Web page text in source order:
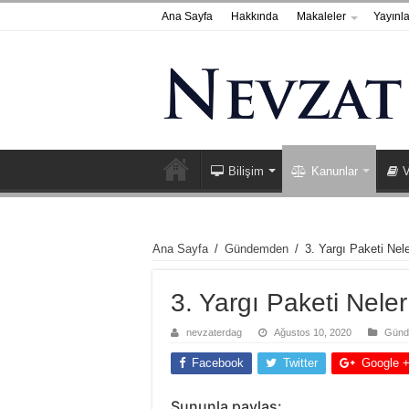
Ana Sayfa Hakkında Makaleler
Bilişim Kanunlar
Ana Sayfa / Gündemden / 3. Yargı Paketi
3. Yargı Paketi
nevzaterdag Ağustos 10, 2020
Facebook Twitter Google +